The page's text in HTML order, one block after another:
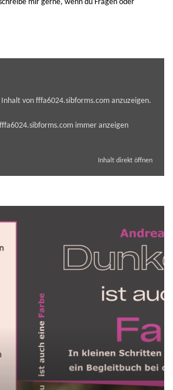
mir gerne, wenn du Fragen oder
von fffa6024.sibforms.com anzuzeigen.
immer anzeigen
Inhalt direkt öffnen